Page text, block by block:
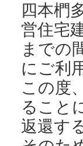
四本椚
営住宅
までの
にご利
この度
ること
返還す